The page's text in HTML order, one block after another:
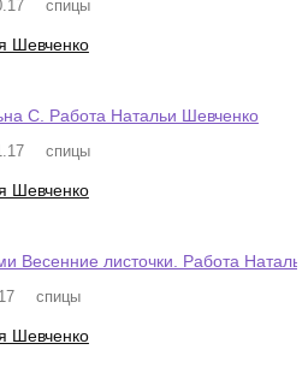
спицы
Шевченко
С. Работа Натальи Шевченко
спицы
Шевченко
Весенние листочки. Работа
спицы
Шевченко